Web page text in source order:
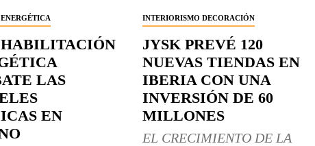
LAS
EN
INTERIORISMO DECORACIÓN
JYSK PREVÉ 120
NUEVAS TIENDAS EN
IBERIA CON UNA
INVERSIÓN DE 60
MILLONES
EL CRECIMIENTO DE LA